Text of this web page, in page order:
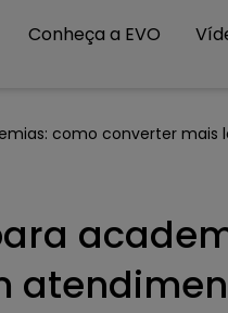
Conheça a EVO
como converter